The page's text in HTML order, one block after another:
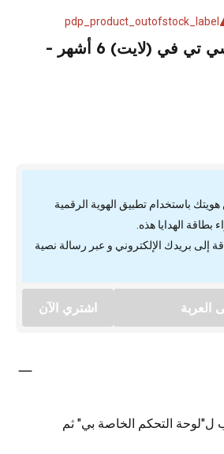
pdp_product_outofstock_label
اشتراك إس تي سي تي في (لايت) 6 أشهر -
باستخدام تطبيق الهوية الرقمية
بطاقة الهدايا هذه.
إلى بريدك الإلكتروني و عبر رسالة نصية
العربة اشتري الآن
ل"لوحة التحكم الخاصة بي" ثم